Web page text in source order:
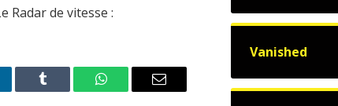
Radar de vitesse :
Tumblr WhatsAppEmail
Vanished